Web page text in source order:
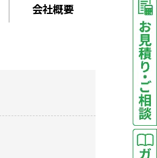
会社概要